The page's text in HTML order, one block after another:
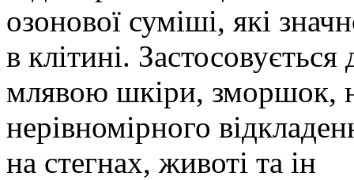
озонової суміші, які
в клітині.
млявою шкіри, зморшок,
нерівномірного
на стегнах, животі та ін